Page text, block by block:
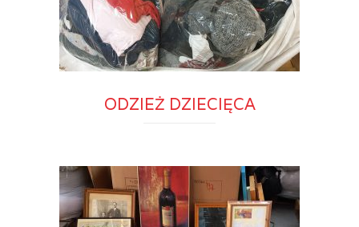
ODZIEŻ DZIECIĘCA